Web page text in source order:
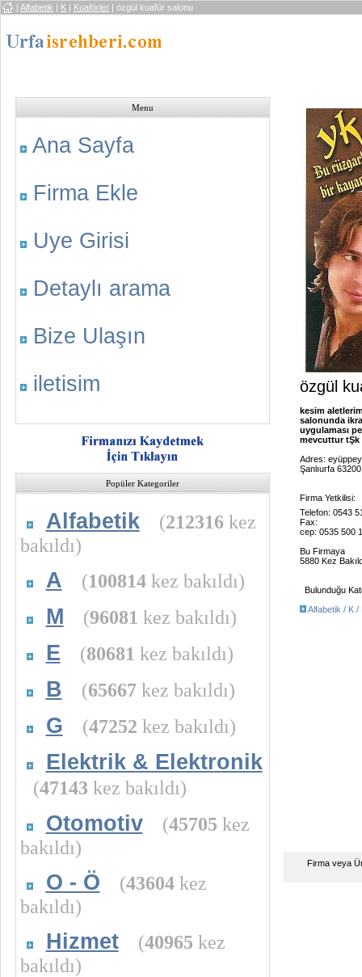
| Alfabetik | K | Kuaförler | özgül kuafür salonu
Menu
Ana Sayfa
Firma Ekle
Uye Girisi
Detaylı arama
Bize Ulaşın
iletisim
Popüler Kategoriler
Alfabetik (212316 kez
bakıldı)
A (100814kez bakıldı)
M (96081 kez bakıldı)
E (80681 kez bakıldı)
B (65667kez bakıldı)
G (47252 kez bakıldı)
Elektrik & Elektronik
(47143 kez bakıldı)
Otomotiv (45705 kez
bakıldı)
O - Ö (43604kez
bakıldı)
Hizmet (40965 kez
bakıldı)
özgül
kesim
salonunda
uygulaması
mevcuttur tŞk
Adres:
Şanlıurfa 63200
Firma Yetkilisi:
Telefon: 0543
Fax:
cep: 0535 500
Bu Firmaya
5880 Kez
Bulunduğu
Alfabetik / K /
Firma veya